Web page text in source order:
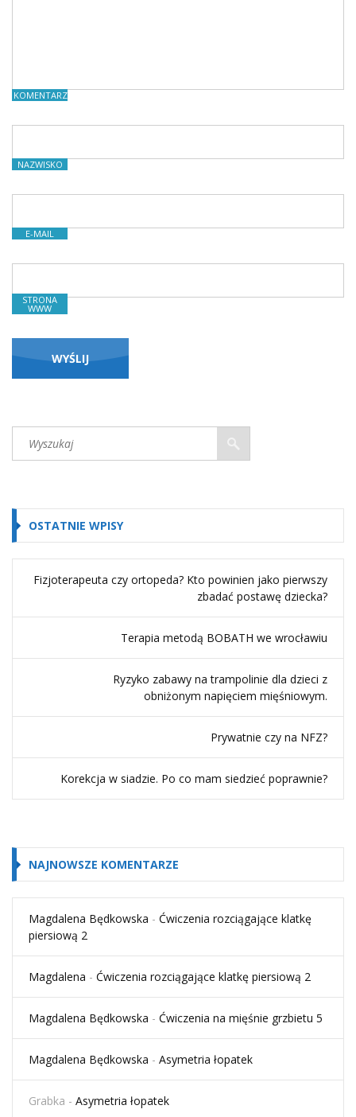
KOMENTARZE
NAZWISKO
E-MAIL
STRONA
WWW
OSTATNIE WPISY
Fizjoterapeuta czy ortopeda? Kto powinien jako pierwszy
zbadać postawę dziecka?
Terapia metodą BOBATH we wrocławiu
Ryzyko zabawy na trampolinie dla dzieci z
obniżonym napięciem mięśniowym.
Prywatnie czy na NFZ?
Korekcja w siadzie. Po co mam siedzieć poprawnie?
NAJNOWSZE KOMENTARZE
Magdalena Będkowska - Ćwiczenia rozciągające klatkę
piersiową 2
Magdalena - Ćwiczenia rozciągające klatkę piersiową 2
Magdalena Będkowska - Ćwiczenia na mięśnie grzbietu 5
Magdalena Będkowska - Asymetria łopatek
Grabka - Asymetria łopatek